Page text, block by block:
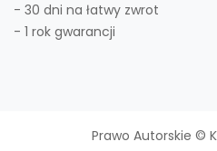
- 30 dni na łatwy zwrot
- 1 rok gwarancji
Prawo Autorskie ©